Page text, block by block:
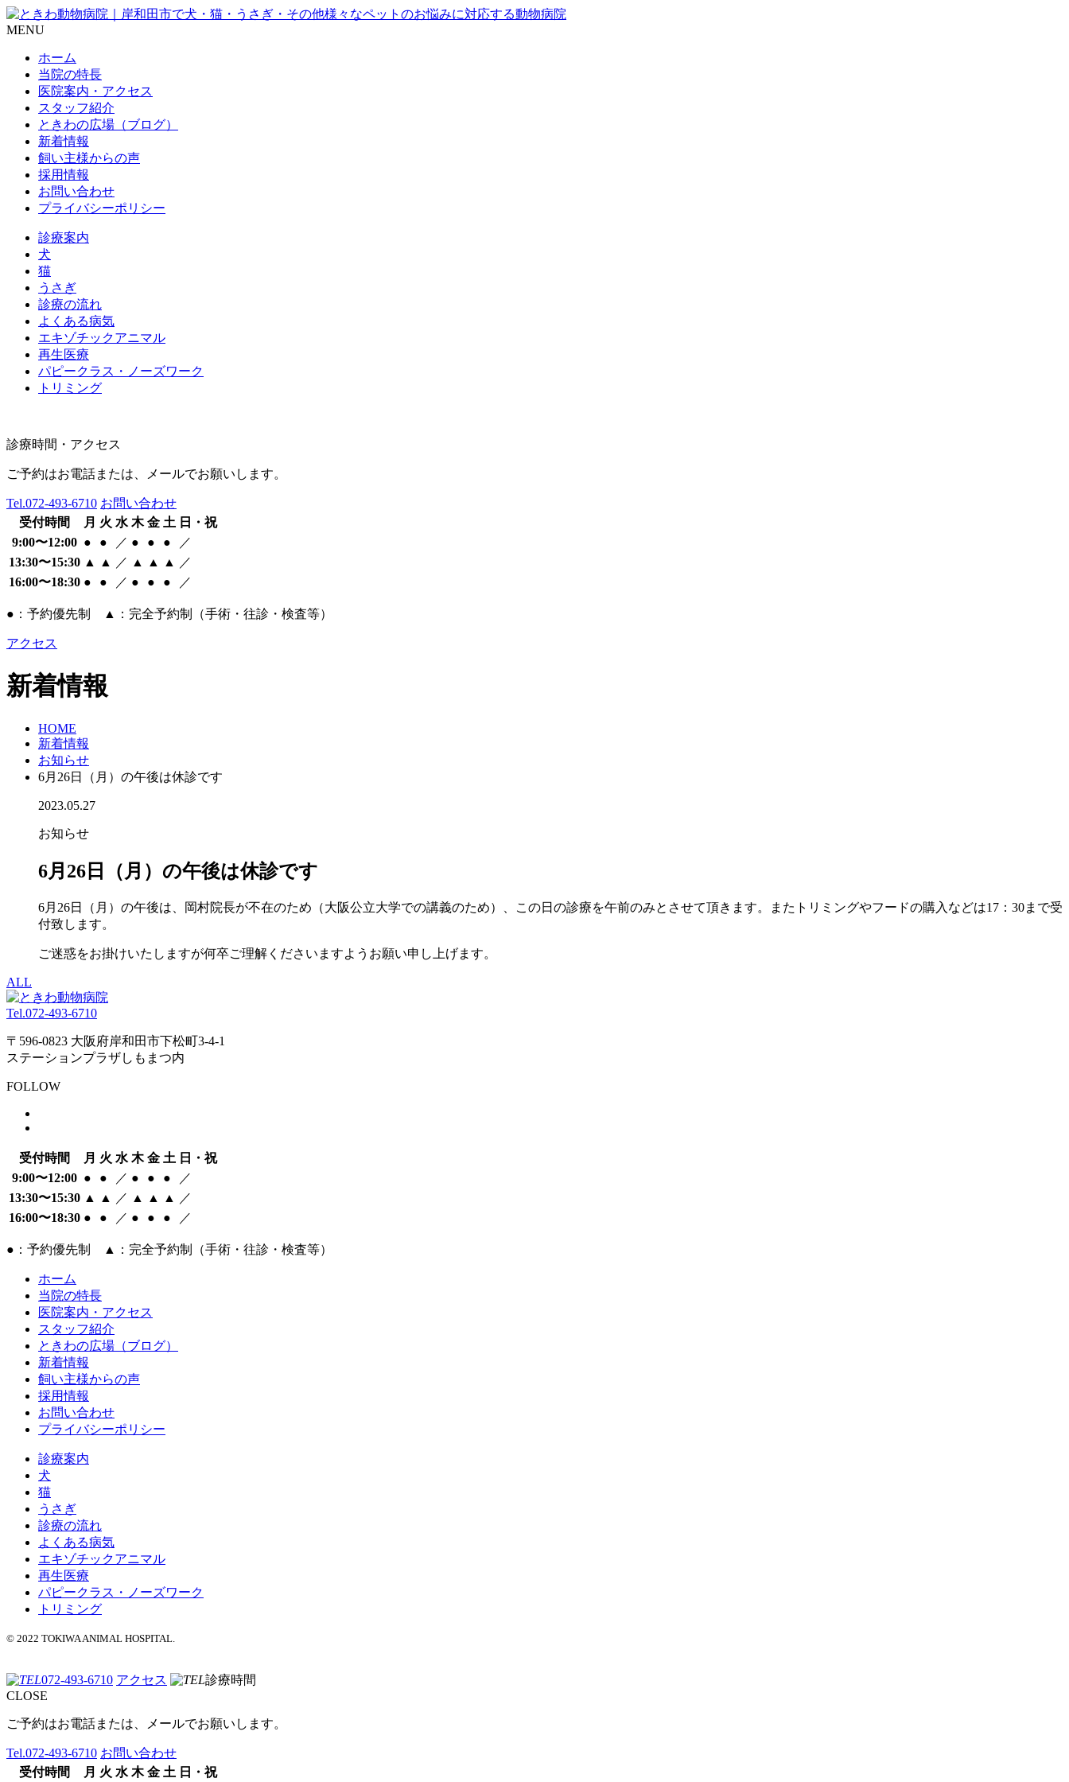
MENU
ホーム
当院の特長
医院案内・アクセス
スタッフ紹介
ときわの広場（ブログ）
新着情報
飼い主様からの声
採用情報
お問い合わせ
プライバシーポリシー
診療案内
犬
猫
うさぎ
診療の流れ
よくある病気
エキゾチックアニマル
再生医療
パピークラス・ノーズワーク
トリミング
診療時間・アクセス
ご予約はお電話または、メールでお願いします。
Tel.072-493-6710 お問い合わせ
受付時間
月 火 水 木 金 土 日・祝
9:00〜12:00 ● ● ／ ● ● ●
／
13:30〜15:30 ▲ ▲ ／ ▲ ▲ ▲
／
16:00〜18:30 ● ● ／ ● ● ● ／
●：予約優先制 ▲：完全予約制（手術・往診・検査等）
アクセス
新着情報
HOME
新着情報
お知らせ
6月26日（月）の午後は休診です
2023.05.27
お知らせ
6月26日（月）の午後は休診です
6月26日（月）の午後は、岡村院長が不在のため（大阪公立大学での講義のため）、この日の診療を午前のみとさせて頂きます。またトリミングやフードの購入などは17：30まで受
付致します。
ご迷惑をお掛けいたしますが何卒ご理解くださいますようお願い申し上げます。
ALL
Tel.072-493-6710
〒596-0823 大阪府岸和田市下松町3-4-1
ステーションプラザしもまつ内
FOLLOW
受付時間 月 火 水 木 金 土 日・祝
9:00〜12:00 ● ● ／ ● ● ●
／
13:30〜15:30 ▲ ▲ ／ ▲ ▲ ▲
／
16:00〜18:30 ● ● ／ ● ● ● ／
●：予約優先制 ▲：完全予約制（手術・往診・検査等）
ホーム
当院の特長
医院案内・アクセス
スタッフ紹介
ときわの広場（ブログ）
新着情報
飼い主様からの声
採用情報
お問い合わせ
プライバシーポリシー
診療案内
犬
猫
うさぎ
診療の流れ
よくある病気
エキゾチックアニマル
再生医療
パピークラス・ノーズワーク
トリミング
© 2022 TOKIWA ANIMAL HOSPITAL.
072-493-6710 アクセス
診療時間
CLOSE
ご予約はお電話または、メールでお願いします。
Tel.072-493-6710 お問い合わせ
受付時間
月 火 水 木 金 土 日・祝